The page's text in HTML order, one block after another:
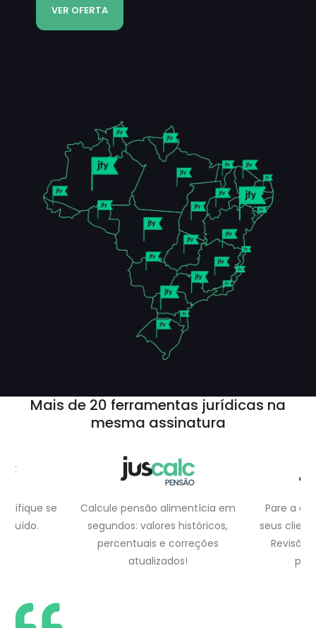
VER OFERTA
Mais de 20 ferramentas jurídicas na
mesma assinatura
em
Pare a cobrança indevida de
seus clientes de forma prática.
Revisão automatizada em
poucos minutos!
com